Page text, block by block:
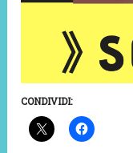
CONDIVIDI: